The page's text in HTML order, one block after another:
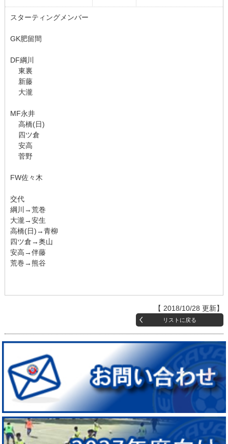
スターティングメンバー
GK肥留間
DF綱川
東裏
新藤
大瀧
MF永井
高橋(日)
四ツ倉
安高
菅野
FW佐々木
交代
綱川→荒巻
大瀧→安生
高橋(日)→青柳
四ツ倉→奥山
安高→伴藤
荒巻→熊谷
【 2018/10/28 更新】
リストに戻る